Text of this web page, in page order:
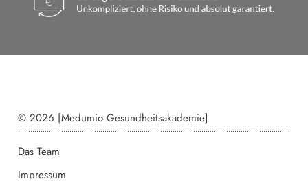
© 2026 [Medumio Gesundheitsakademie]
Das Team
Impressum